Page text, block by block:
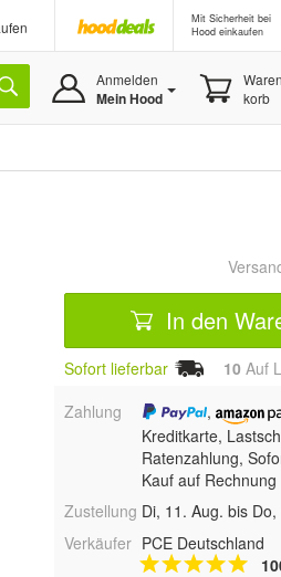
Mit Sicherheit bei
Hood einkaufen
Anmelden
Mein Hood
korb
In den
Sofort lieferbar 10 Auf
Zahlung
,
Kreditkarte,
Ratenzahlung,
Kauf auf Rechnung
Zustellung Di, 11. Aug. bis
Verkäufer PCE Deutschland